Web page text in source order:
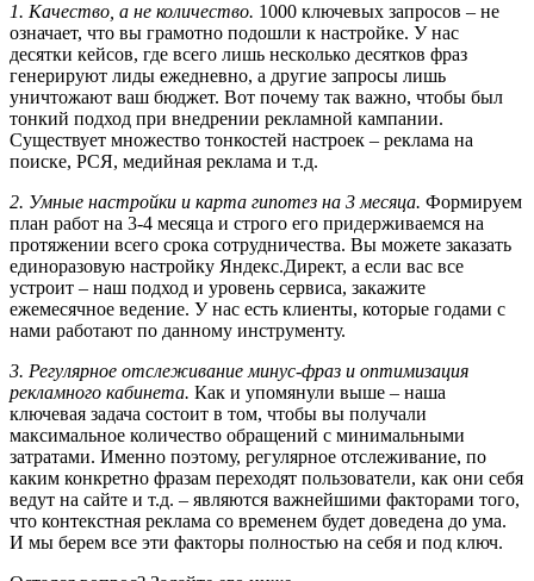
1. Качество, а не количество. 1000 ключевых запросов – не
означает, что вы грамотно подошли к настройке. У нас
десятки кейсов, где всего лишь несколько десятков фраз
генерируют лиды ежедневно, а другие запросы лишь
уничтожают ваш бюджет. Вот почему так важно, чтобы был
тонкий подход при внедрении рекламной кампании.
Существует множество тонкостей настроек – реклама на
поиске, РСЯ, медийная реклама и т.д.
2. Умные настройки и карта гипотез на 3 месяца. Формируем
план работ на 3-4 месяца и строго его придерживаемся на
протяжении всего срока сотрудничества. Вы можете заказать
единоразовую настройку Яндекс.Директ, а если вас все
устроит – наш подход и уровень сервиса, закажите
ежемесячное ведение. У нас есть клиенты, которые годами с
нами работают по данному инструменту.
3. Регулярное отслеживание минус-фраз и оптимизация
рекламного кабинета. Как и упомянули выше – наша
ключевая задача состоит в том, чтобы вы получали
максимальное количество обращений с минимальными
затратами. Именно поэтому, регулярное отслеживание, по
каким конкретно фразам переходят пользователи, как они себя
ведут на сайте и т.д. – являются важнейшими факторами того,
что контекстная реклама со временем будет доведена до ума.
И мы берем все эти факторы полностью на себя и под ключ.